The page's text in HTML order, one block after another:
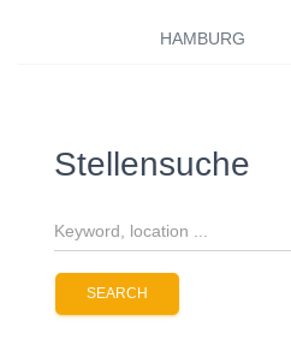
HAMBURG
Stellensuche